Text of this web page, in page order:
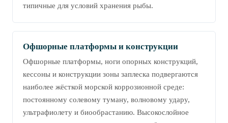
типичные для условий хранения рыбы.
Офшорные платформы и конструкции
Офшорные платформы, ноги опорных конструкций,
кессоны и конструкции зоны заплеска подвергаются
наиболее жёсткой морской коррозионной среде:
постоянному солевому туману, волновому удару,
ультрафиолету и биообрастанию. Высокослойное